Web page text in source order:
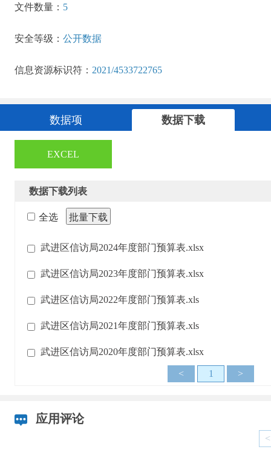
文件数量： 5
安全等级： 公开数据
信息资源标识符： 2021/4533722765
数据项 数据下载
EXCEL
数据下载列表
全选 批量下载
武进区信访局2024年度部门预算表.xlsx
武进区信访局2023年度部门预算表.xlsx
武进区信访局2022年度部门预算表.xls
武进区信访局2021年度部门预算表.xls
武进区信访局2020年度部门预算表.xlsx
< 1 >
应用评论
<